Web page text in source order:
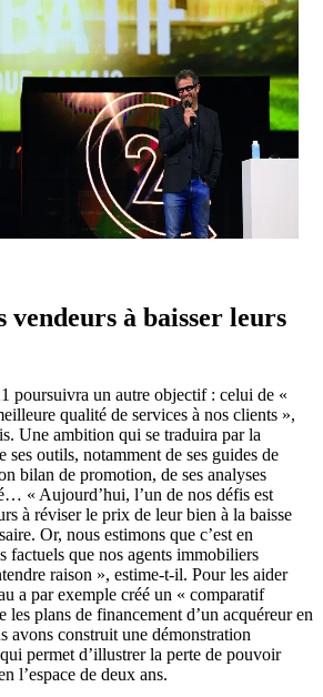
vendeurs à baisser leurs
poursuivra un autre objectif : celui de «
qualité de services à nos clients »,
Une ambition qui se traduira par la
ses outils, notamment de ses guides de
bilan de promotion, de ses analyses
« Aujourd’hui, l’un de nos défis est
à réviser le prix de leur bien à la baisse
Or, nous estimons que c’est en
factuels que nos agents immobiliers
raison », estime-t-il. Pour les aider
a par exemple créé un « comparatif
plans de financement d’un acquéreur en
avons construit une démonstration
permet d’illustrer la perte de pouvoir
l’espace de deux ans.